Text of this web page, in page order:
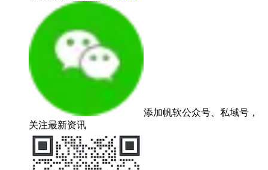
添加帆软公众号、私域号，
关注最新资讯